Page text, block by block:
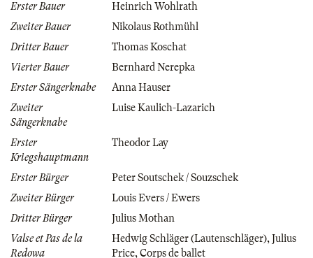
Erster Bauer
Heinrich Wohlrath
Zweiter Bauer
Nikolaus Rothmühl
Dritter Bauer
Thomas Koschat
Vierter Bauer
Bernhard Nerepka
Erster Sängerknabe
Anna Hauser
Zweiter
Sängerknabe
Luise Kaulich-Lazarich
Erster
Kriegshauptmann
Theodor Lay
Erster Bürger
Peter Soutschek / Souzschek
Zweiter Bürger
Louis Evers / Ewers
Dritter Bürger
Julius Mothan
Valse et Pas de la
Redowa
Hedwig Schläger (Lautenschläger),Julius
Price,Corps de ballet